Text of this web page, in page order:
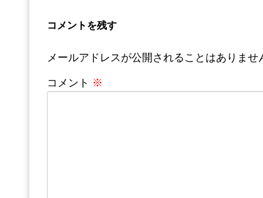
コメントを残す
メールアドレスが公開されることはありませ
コメント ※